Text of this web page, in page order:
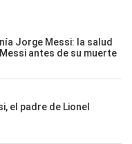
Jorge Messi: la salud
antes de su muerte
el padre de Lionel